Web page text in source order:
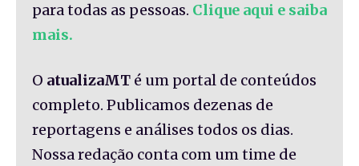
para todas as pessoas. Clique aqui e saiba
mais.
O atualizaMT é um portal de conteúdos
completo. Publicamos dezenas de
reportagens e análises todos os dias.
Nossa redação conta com um time de